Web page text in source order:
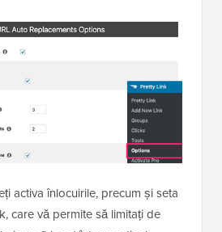
activa înlocuirile, precum și seta
care vă permite să limitați de